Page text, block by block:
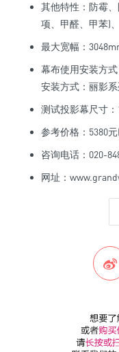
其他特性：防霉
项、甲醛、甲苯)
最大宽幅：
幕布使用安装方
安装方式：丽影
测试投影幕尺寸
参考价格：5380元
咨询电话：020-
网址：